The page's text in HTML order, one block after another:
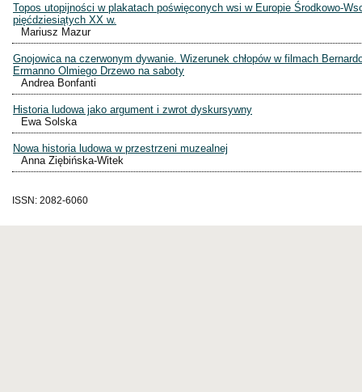
Topos utopijności w plakatach poświęconych wsi w Europie Środkowo-
pięćdziesiątych XX w.
Mariusz Mazur
Gnojowica na czerwonym dywanie. Wizerunek chłopów w filmach
Ermanno Olmiego Drzewo na saboty
Andrea Bonfanti
Historia ludowa jako argument i zwrot dyskursywny
Ewa Solska
Nowa historia ludowa w przestrzeni muzealnej
Anna Ziębińska-Witek
ISSN: 2082-6060